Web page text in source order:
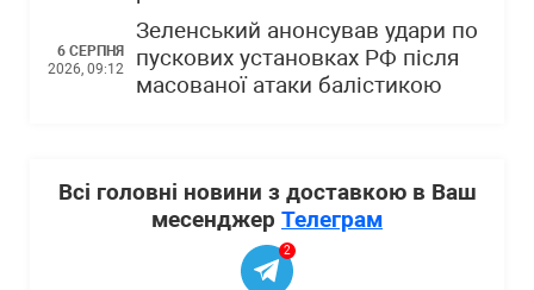
6 СЕРПНЯ
2026, 09:12
Зеленський анонсував удари по
пускових установках РФ після
масованої атаки балістикою
Всі головні новини з доставкою в Ваш
месенджер Телеграм
2